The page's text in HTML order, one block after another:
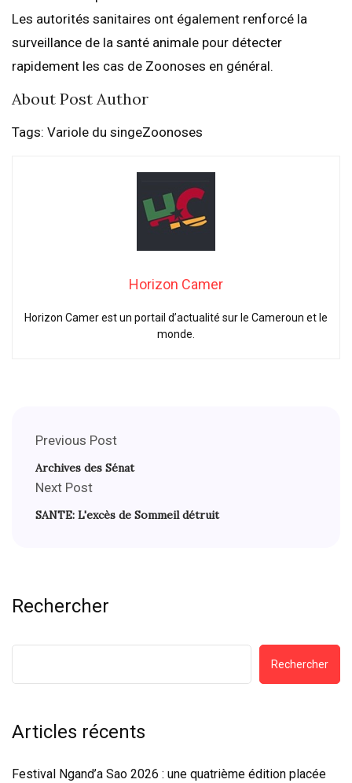
Les autorités sanitaires ont également renforcé la
surveillance de la santé animale pour détecter
rapidement les cas de Zoonoses en général.
About Post Author
Tags: Variole du singeZoonoses
Horizon Camer
Horizon Camer est un portail d’actualité sur le Cameroun et le
monde.
Previous Post
Archives des Sénat
Next Post
SANTE: L'excès de Sommeil détruit
Rechercher
Rechercher
Articles récents
Festival Ngand’a Sao 2026 : une quatrième édition placée